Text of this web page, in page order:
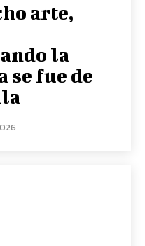
arte,
la
se fue de